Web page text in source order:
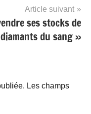
Article suivant
ses stocks de
du sang »
Les champs